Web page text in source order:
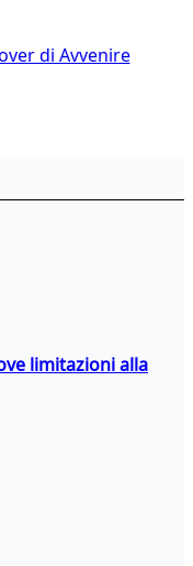
di Avvenire
limitazioni alla